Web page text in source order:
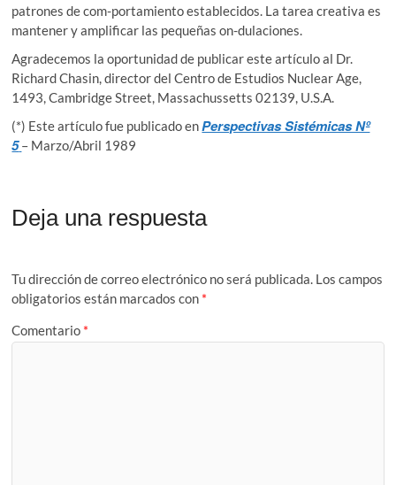
patrones de com-portamiento establecidos. La tarea creativa es
mantener y amplificar las pequeñas on-dulaciones.
Agradecemos la oportunidad de publicar este artículo al Dr.
Richard Chasin, director del Centro de Estudios Nuclear Age,
1493, Cambridge Street, Massachussetts 02139, U.S.A.
(*) Este artículo fue publicado enPerspectivas Sistémicas Nº
5– Marzo/Abril 1989
Deja una respuesta
Tu dirección de correo electrónico no será publicada. Los campos
obligatorios están marcados con *
Comentario *